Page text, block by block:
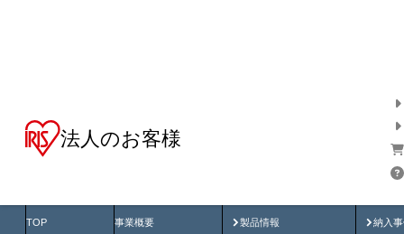
法人のお客様
TOP 事業概要 製品情報
製品動画 納入
納